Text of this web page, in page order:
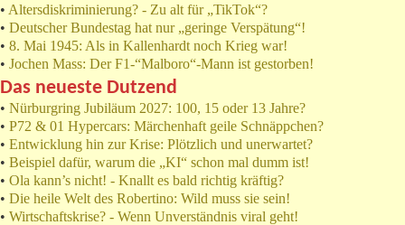
• Altersdiskriminierung? - Zu alt für „TikTok“?
• Deutscher Bundestag hat nur „geringe Verspätung“!
• 8. Mai 1945: Als in Kallenhardt noch Krieg war!
• Jochen Mass: Der F1-“Malboro“-Mann ist gestorben!
Das neueste Dutzend
• Nürburgring Jubiläum 2027: 100, 15 oder 13 Jahre?
• P72 & 01 Hypercars: Märchenhaft geile Schnäppchen?
• Entwicklung hin zur Krise: Plötzlich und unerwartet?
• Beispiel dafür, warum die „KI“ schon mal dumm ist!
• Ola kann’s nicht! - Knallt es bald richtig kräftig?
• Die heile Welt des Robertino: Wild muss sie sein!
• Wirtschaftskrise? - Wenn Unverständnis viral geht!